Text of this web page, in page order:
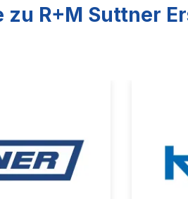
zu R+M Suttner